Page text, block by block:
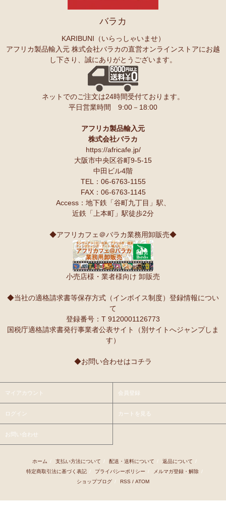
スクエアトートバッグ～キテンゲ本革仕立て
◇ハイクオリティ◇で仕立てた新作登場！『ニッポンの技×アフリ
10/20：ミニころりんハンドバッグ～キテンゲ本革仕立て～キテ
ンゲ◇ハイクオリティ◇で仕立てた新作登場！『ニッポンの技×ア
長財布L字ファスナー～キテンゲ本革仕立て
ハイクオリティ◇で仕立てた新作登場！『ニッポンの技×アフリカ
天然石ソープストーン オブジェ カバ絵皿
アフリカンキーホルダー バッグチャーム
リカ雑貨コーナー新入荷！
ティンガティンガ・アート～ロングサイズ（縦長・横長）
10/10：ティンガティンガ・アート～Lサイズの作品 新入荷！作家
名ごとに2つのカテゴリーでご紹介します
開催決定！【特別企画】ティンガティンガ・アーティスト
に弟子入り体験ワークショップ
〈1日コース〉〈2日コース〉 参加予約受付中！
レギュラーカラー半袖シャツ～キテンゲ◇ハイクオリティ
【MOTTAINAI】～もったいない～カシューナッツ ワケあ
り 賞味期限間近セール！
【予約開始】ティンガティンガ・カレンダー『ティンガテ
テンゲ◇ハイクオリティ◇で仕立てた新作登場！
◇で仕立てた新作登場！『ニッポンの技×アフリカの色』
手彫り金細工ジュエリー 新入荷！～ザンジバル金職人のハ
Ｏさまより ザンジバルスパイスMIXスパイスのご感想
実は、昨年4月にイベントで購入して以来、未使用だったのですが、
年明けから使い始め、これはおいしい！と思い、今回たくさん購入さ
せていただきました。
友人にもプレゼントしたいと思います♪
スパイスが持つ可能性も奥深いですよね。
Ｓさまより カシューナッツへのご感想
こんにちは。昨夜コーヒーとカシューナッツを受け取りました。
でカリカリとしてローストの感じもよく豆本来の甘みもあり、とても
夫も私もナッツ類が大好きで、食べだしたら止まりません。
Ｏさまより キテンゲ オトナのステテコパンツへのご感想
生地が薄く涼しい。動きやすい。履きやすい。
小学一年の授業で、世界の民話を読もうということで、『しんぞうと
ひげ』を読ませてもらいました。
クラスで読み聞かせをすると、子ども達の笑顔があっと言う間に満開
顔を見合わせて笑う子ども、お腹を抱えて笑う子ども、面白すぎる
ー！と声をあげて笑う子ども、、、
Ｓさまより ティンガティンガ・アートへのご感想
先日購入させて頂いた絵は大変気にいっています。
また、ダウディのほかの作品を紹介して頂き、ありがとうございま
す。他にも2点気になる作品があります。
アフリカらしいデザインで素敵です。形もいいけど、色も素敵！
今着けているネックレスと合わせて2つを重ねづけを楽しみます！
Ｙさまより 紅茶アフリカンプライドへのご感想
ミルクティーで飲むとすごく美味しいです。
Ｋさまより ■初めての方限定■全国送料無料■カフェアフリ
カ・バラカへのご感想
バラカ
KARIBUNI（いらっしゃいませ）
アフリカ製品輸入元 株式会社バラカの直営オンラインストアにお越
し下さり、誠にありがとうございます。
ネットでのご注文は24時間受付ております。
平日営業時間 9:00－18:00
アフリカ製品輸入元
株式会社バラカ
https://africafe.jp/
大阪市中央区谷町9-5-15
中田ビル4階
TEL：06-6763-1155
FAX：06-6763-1145
Access：地下鉄「谷町九丁目」駅、
近鉄「上本町」駅徒歩2分
◆アフリカフェ＠バラカ業務用卸販売◆
小売店様・業者様向け 卸販売
◆当社の適格請求書等保存方式（インボイス制度）登録情報につい
て
登録番号：T 9120001126773
国税庁適格請求書発行事業者公表サイト（別サイトへジャンプしま
す）
◆お問い合わせはコチラ
マイアカウント 会員登録
ログイン カートを見る
お問い合わせ
ホーム / 支払い方法について / 配送・送料について / 返品について
/
特定商取引法に基づく表記 / プライバシーポリシー / メルマガ登録・解除 /
ショップブログ / RSS / ATOM